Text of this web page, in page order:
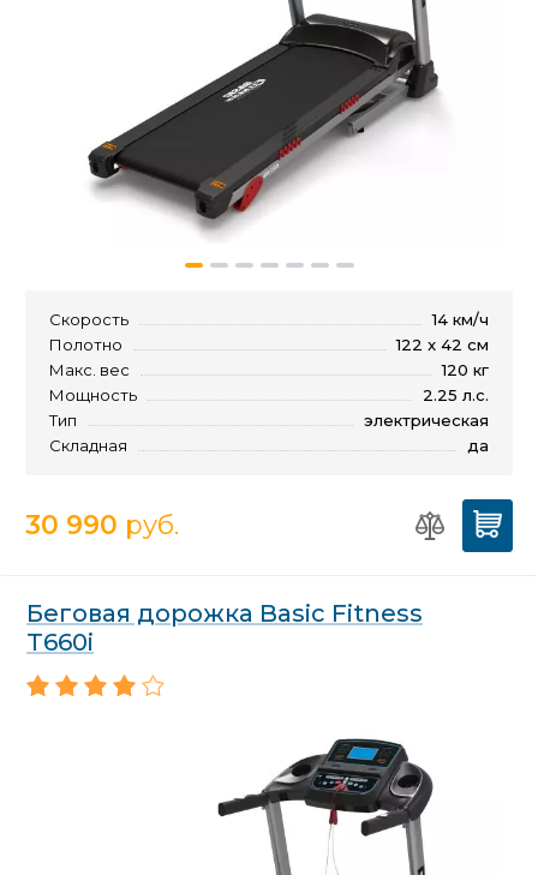
Скорость
14 км/ч
Полотно
122 x 42 см
Макс. вес
120 кг
Мощность
2.25 л.с.
Тип
электрическая
Складная
да
30 990 руб.
Беговая дорожка Basic Fitness
T660i